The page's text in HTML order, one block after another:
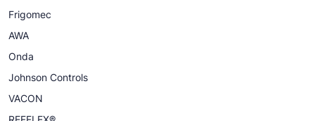
Frigomec
AWA
Onda
Johnson Controls
VACON